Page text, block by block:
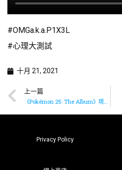
#OMGa.k.a.P1X3L
#心理大測試
十月 21, 2021
上一篇
《Pokémon 25: The Album》現已上架
Privacy Policy